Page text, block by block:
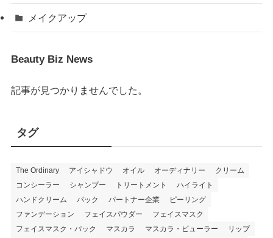
メイクアップ
Beauty Biz News
記事が見つかりませんでした。
タグ
The Ordinary アイシャドウ オイル オーディナリー
クリーム
コンシーラー
シャンプー トリートメント
ハイライト
ハンドクリーム
パック パートナー企業
ピーリング
ファンデーション
フェイスパウダー
フェイスマスク
フェイスマスク・パック
マスカラ マスカラ・ビューラー
リップ